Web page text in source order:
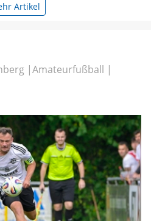
Artikel
Amateurfußball